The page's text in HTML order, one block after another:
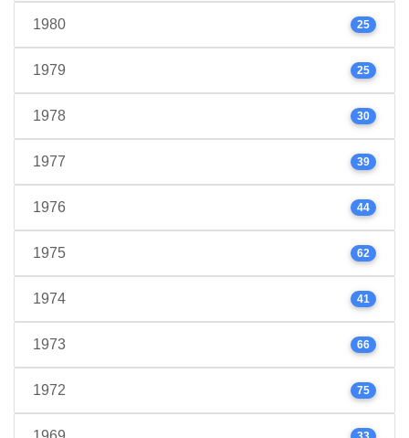
1980 25
1979 25
1978 30
1977 39
1976 44
1975 62
1974 41
1973 66
1972 75